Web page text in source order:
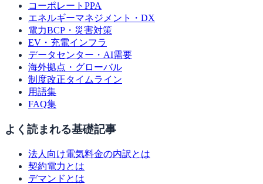
コーポレートPPA
エネルギーマネジメント・DX
電力BCP・災害対策
EV・充電インフラ
データセンター・AI需要
海外拠点・グローバル
制度改正タイムライン
用語集
FAQ集
よく読まれる基礎記事
法人向け電気料金の内訳とは
契約電力とは
デマンドとは